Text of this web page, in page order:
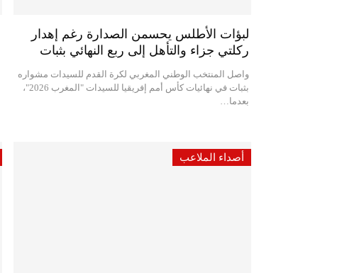
لبؤات الأطلس يحسمن الصدارة رغم إهدار
ركلتي جزاء والتأهل إلى ربع النهائي بثبات
واصل المنتخب الوطني المغربي لكرة القدم للسيدات مشواره
بثبات في نهائيات كأس أمم إفريقيا للسيدات "المغرب 2026"،
بعدما…
أصداء الملاعب